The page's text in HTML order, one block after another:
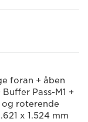
foran + åben
Pass-M1 +
og roterende
x 1.524 mm